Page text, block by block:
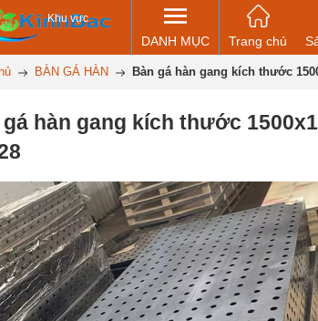
Khu vực
DANH MỤC Trang chủ
BÀN GÁ HÀN Bàn gá hàn gang kích thước
hàn gang kích thước